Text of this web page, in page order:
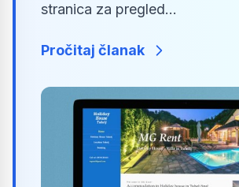
stranica za pregled...
Pročitaj članak